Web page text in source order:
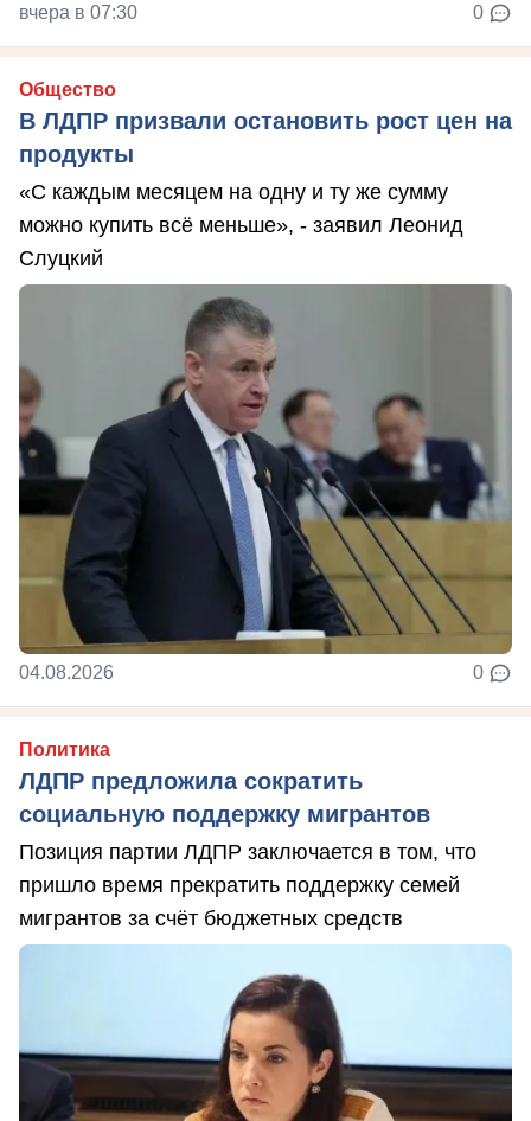
вчера в 07:30 0
Общество
В ЛДПР призвали остановить рост цен на
продукты
«С каждым месяцем на одну и ту же сумму
можно купить всё меньше», - заявил Леонид
Слуцкий
04.08.2026 0
Политика
ЛДПР предложила сократить
социальную поддержку мигрантов
Позиция партии ЛДПР заключается в том, что
пришло время прекратить поддержку семей
мигрантов за счёт бюджетных средств